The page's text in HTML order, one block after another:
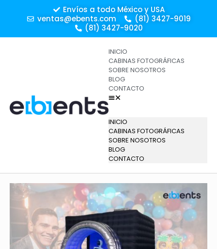
Envíos a todo México y USA
ventas@ebents.com
(81) 3427-9019
(81) 3427-9020
INICIO
CABINAS FOTOGRÁFICAS
SOBRE NOSOTROS
BLOG
CONTACTO
INICIO
CABINAS FOTOGRÁFICAS
SOBRE NOSOTROS
BLOG
CONTACTO